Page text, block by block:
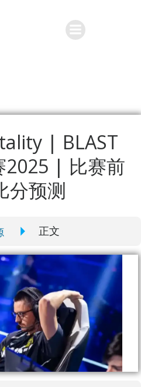
| BLAST
2025 | 比赛前
分预测
正文